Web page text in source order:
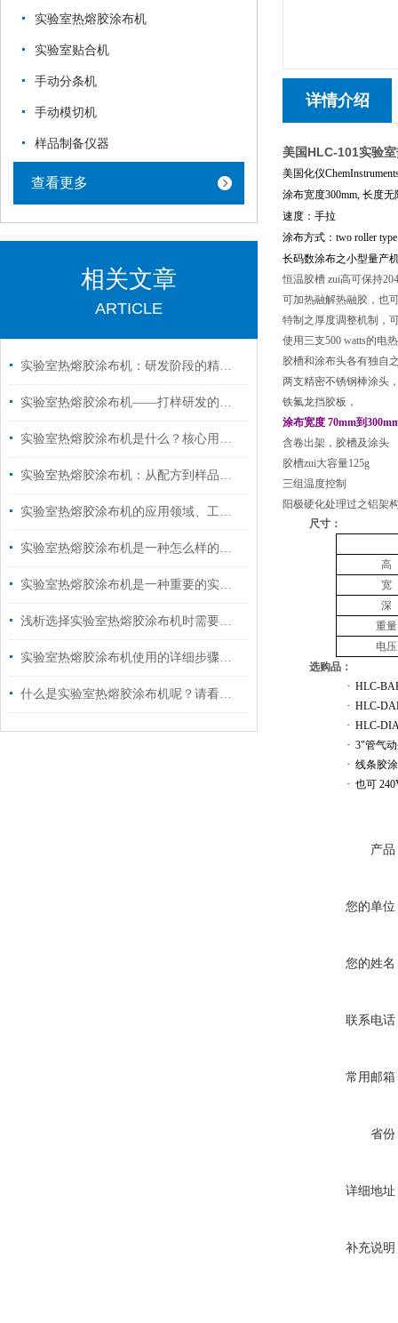
实验室热熔胶涂布机
实验室贴合机
手动分条机
手动模切机
样品制备仪器
查看更多
相关文章
ARTICLE
实验室热熔胶涂布机：研发阶段的精密涂布解决方案
实验室热熔胶涂布机——打样研发的精准涂布利器
实验室热熔胶涂布机是什么？核心用途与操作指南
实验室热熔胶涂布机：从配方到样品的精密转化器
实验室热熔胶涂布机的应用领域、工作原理和性能特点
实验室热熔胶涂布机是一种怎么样的设备呢？请看本文
实验室热熔胶涂布机是一种重要的实验设备
浅析选择实验室热熔胶涂布机时需要考虑的因素
实验室热熔胶涂布机使用的详细步骤如下
什么是实验室热熔胶涂布机呢？请看这里介绍
详情介绍
美国HLC-101实验
美国化仪
涂布宽度300mm, 长度无
速度：手拉
涂布方式： two roller type
长码数涂布之小型量产
恒温胶槽 zui高可保持
可加热融解热融胶，也
特制之厚度调整机制，
使用三支500 watts的电
胶槽和涂布头各有独自
两支精密不锈钢棒涂头
铁氟龙挡胶板，
涂布宽度 70mm到
含卷出架，胶槽及涂头
胶槽zui大容量125g
三组温度控制
阳极硬化处理过之铝架
尺寸：
高
宽
深
重量
电压
选购品：
· HLC-
· HLC-
· HLC-
· 3"管气
· 线条胶
· 也可
产品
您的单位
您的姓名
联系电话
常用邮箱
省份
详细地址
补充说明